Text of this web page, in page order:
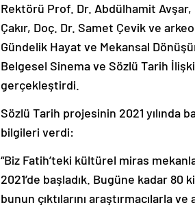
Rektörü Prof. Dr. Abdülhamit Avşar,
Çakır, Doç. Dr. Samet Çevik ve
Gündelik Hayat ve Mekansal
Belgesel Sinema ve Sözlü Tarih
gerçekleştirdi.
Sözlü Tarih projesinin 2021 yılında
bilgileri verdi:
“Biz Fatih’teki kültürel miras
2021’de başladık. Bugüne kadar
bunun çıktılarını araştırmacılarla